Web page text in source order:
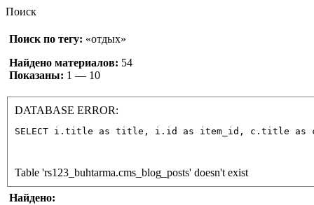
Поиск
Поиск по тегу: «отдых»
Найдено материалов: 54
Показаны: 1 — 10
DATABASE ERROR:
SELECT i.title as title, i.id as item_id, c.title as
Table 'rs123_buhtarma.cms_blog_posts' doesn't exist
Найдено: